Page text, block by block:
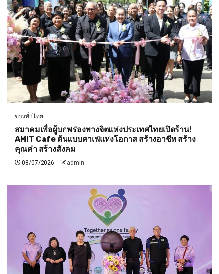
ข่าวทั่วไทย
สมาคมเพื่อผู้บกพร่องทางจิตแห่งประเทศไทยเปิดร้าน!
AMIT Cafe ต้นแบบคาเฟ่แห่งโอกาส สร้างอาชีพ สร้าง
คุณค่า สร้างสังคม
08/07/2026 admin